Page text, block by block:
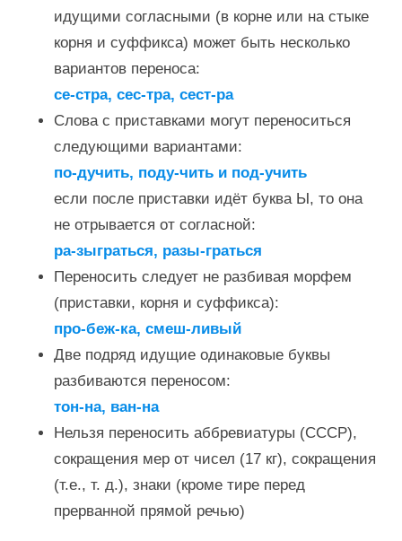
идущими согласными (в корне или на стыке
корня и суффикса) может быть несколько
вариантов переноса:
се-стра, сес-тра, сест-ра
Слова с приставками могут переноситься
следующими вариантами:
по-дучить, поду-чить и под-учить
если после приставки идёт буква Ы, то она
не отрывается от согласной:
ра-зыграться, разы-граться
Переносить следует не разбивая морфем
(приставки, корня и суффикса):
про-беж-ка, смеш-ливый
Две подряд идущие одинаковые буквы
разбиваются переносом:
тон-на, ван-на
Нельзя переносить аббревиатуры (СССР),
сокращения мер от чисел (17 кг), сокращения
(т.е., т. д.), знаки (кроме тире перед
прерванной прямой речью)